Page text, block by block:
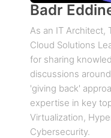
Badr
As an IT Architect,
Cloud Solutions
for sharing
discussions
'giving back'
expertise in key
Virtualization,
Cybersecurity.